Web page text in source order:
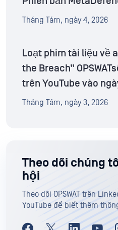
Tháng Tám, ngày 4, 2026
Loạt phim tài liệu về
the Breach”
trên YouTube vào
Tháng Tám, ngày 3, 2026
Theo dõi chúng
hội
Theo dõi OPSWAT trên
YouTube để biết thêm